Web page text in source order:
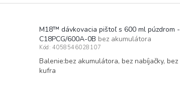
M18™ dávkovacia pištoľ s 600 ml púzdrom -
C18PCG/600A-0B bez akumulátora
Kód: 4058546028107
Balenie:bez akumulátora, bez nabíjačky, bez
kufra